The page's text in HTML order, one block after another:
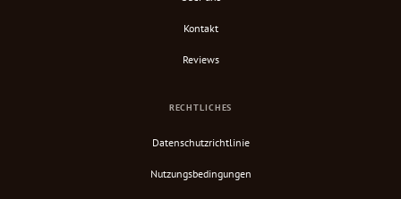
Kontakt
Reviews
RECHTLICHES
Datenschutzrichtlinie
Nutzungsbedingungen